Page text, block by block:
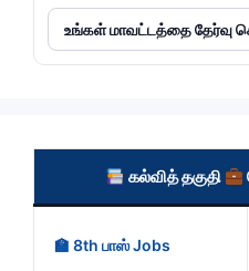
கல்வித் தகுதி
🏫 8th பாஸ் Jobs